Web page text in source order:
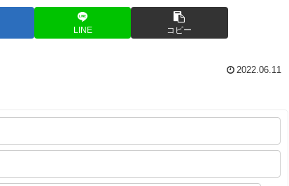
LINE コピー
2022.06.11